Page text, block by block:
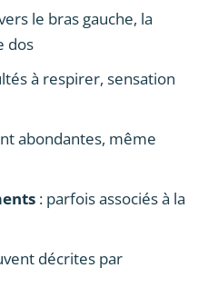
le bras gauche, la
dos
à respirer, sensation
abondantes, même
: parfois associés à la
décrites par